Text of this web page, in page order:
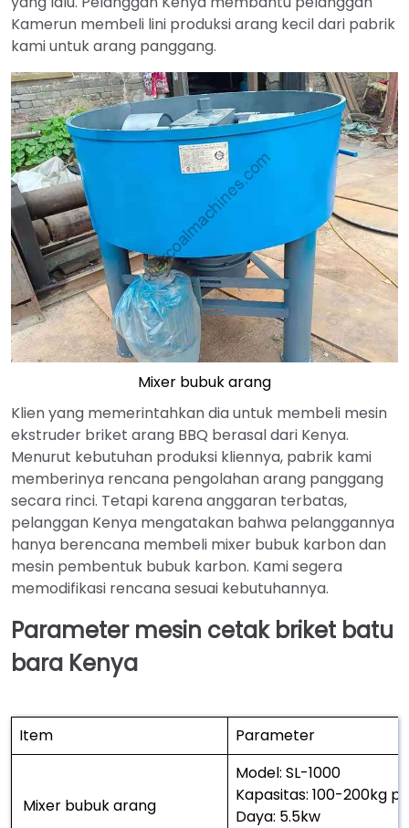
Kamerun membeli lini produksi arang kecil dari pabrik
kami untuk arang panggang.
Mixer bubuk arang
Klien yang memerintahkan dia untuk membeli mesin
ekstruder briket arang BBQ berasal dari Kenya.
Menurut kebutuhan produksi kliennya, pabrik kami
memberinya rencana pengolahan arang panggang
secara rinci. Tetapi karena anggaran terbatas,
pelanggan Kenya mengatakan bahwa pelanggannya
hanya berencana membeli mixer bubuk karbon dan
mesin pembentuk bubuk karbon. Kami segera
memodifikasi rencana sesuai kebutuhannya.
Parameter mesin cetak briket batu
bara Kenya
Item Parameter
Mixer bubuk arang
Model: SL-1000
Kapasitas: 100-200kg
Daya: 5.5kw